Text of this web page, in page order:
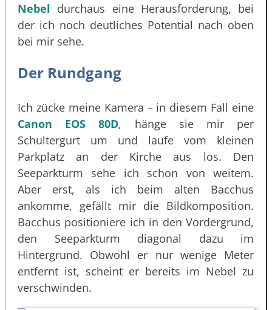
Nebel durchaus eine Herausforderung, bei
der ich noch deutliches Potential nach oben
bei mir sehe.
Der Rundgang
Ich zücke meine Kamera – in diesem Fall eine
Canon EOS 80D, hänge sie mir per
Schultergurt um und laufe vom kleinen
Parkplatz an der Kirche aus los. Den
Seeparkturm sehe ich schon von weitem.
Aber erst, als ich beim alten Bacchus
ankomme, gefällt mir die Bildkomposition.
Bacchus positioniere ich in den Vordergrund,
den Seeparkturm diagonal dazu im
Hintergrund. Obwohl er nur wenige Meter
entfernt ist, scheint er bereits im Nebel zu
verschwinden.